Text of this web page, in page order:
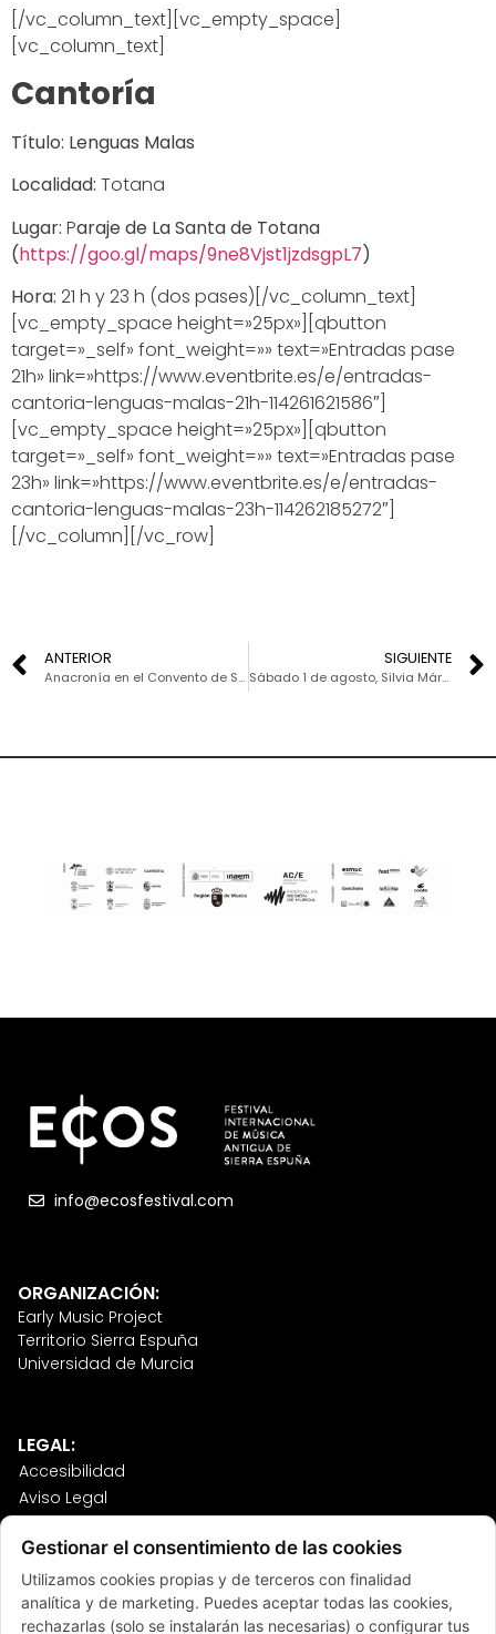
[/vc_column_text][vc_empty_space]
[vc_column_text]
Cantoría
Título: Lenguas Malas
Localidad: Totana
Lugar: Paraje de La Santa de Totana
(https://goo.gl/maps/9ne8Vjst1jzdsgpL7)
Hora: 21 h y 23 h (dos pases)[/vc_column_text]
[vc_empty_space height=»25px»][qbutton
target=»_self» font_weight=»» text=»Entradas pase
21h» link=»https://www.eventbrite.es/e/entradas-
cantoria-lenguas-malas-21h-114261621586″]
[vc_empty_space height=»25px»][qbutton
target=»_self» font_weight=»» text=»Entradas pase
23h» link=»https://www.eventbrite.es/e/entradas-
cantoria-lenguas-malas-23h-114262185272″]
[/vc_column][/vc_row]
ANTERIOR
Anacronía en el Convento de San Francisco de Mula
SIGUIENTE
Sábado 1 de agosto, Silvia Márquez en la Ermita de Los Remedios de Pliego (PLAN CREA)
info@ecosfestival.com
ORGANIZACIÓN:
Early Music Project
Territorio Sierra Espuña
Universidad de Murcia
LEGAL:
Accesibilidad
Aviso Legal
Política de Cookies
Política de Privacidad
Sitemap
Términos y Condiciones
Gestionar el consentimiento de las cookies
Utilizamos cookies propias y de terceros con finalidad
analítica y de marketing. Puedes aceptar todas las cookies,
rechazarlas (solo se instalarán las necesarias) o configurar tus